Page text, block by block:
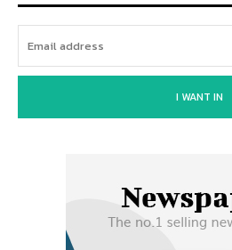
I WANT IN